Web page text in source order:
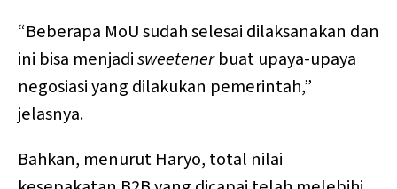
“Beberapa MoU sudah selesai dilaksanakan dan
ini bisa menjadisweetenerbuat upaya-upaya
negosiasi yang dilakukan pemerintah,”
jelasnya.
Bahkan, menurut Haryo, total nilai